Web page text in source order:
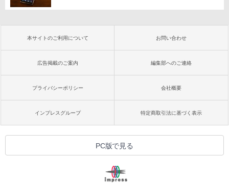
本サイトのご利用について お問い合わせ
広告掲載のご案内 編集部へのご連絡
プライバシーポリシー 会社概要
インプレスグループ 特定商取引法に基づく表示
PC版で見る